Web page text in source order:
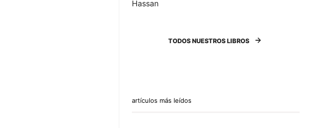
TODOS NUESTROS LIBROS
artículos más leídos